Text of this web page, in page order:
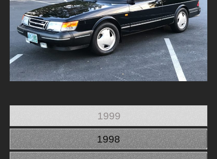
1999
1998